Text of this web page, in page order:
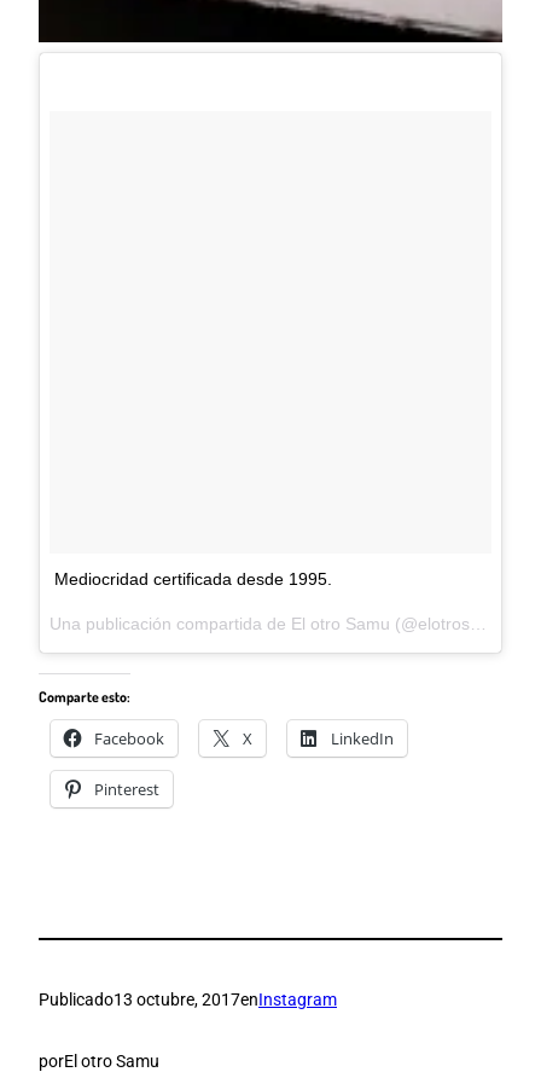
Mediocridad certificada desde 1995.
Una publicación compartida de El otro Samu (@elotrosamu) el
Comparte esto:
Facebook X LinkedIn
Pinterest
Publicado13 octubre, 2017enInstagram
porEl otro Samu